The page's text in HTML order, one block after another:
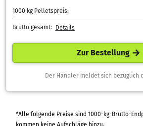
1000 kg Pelletspreis:
Brutto gesamt: Details
Zur Bestellung
Der Händler meldet sich bezüglich
*Alle folgende Preise sind 1000-kg-Brutto-Endpreise inkl.
kommen keine Aufschläge hinzu.